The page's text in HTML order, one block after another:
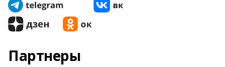
Партнеры